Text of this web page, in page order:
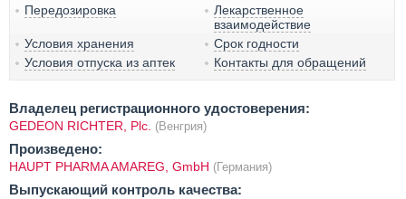
Передозировка
Лекарственное
взаимодействие
Условия хранения
Срок годности
Условия отпуска из аптек
Контакты для обращений
Владелец регистрационного удостоверения:
GEDEON RICHTER, Plc. (Венгрия)
Произведено:
HAUPT PHARMA AMAREG, GmbH (Германия)
Выпускающий контроль качества: